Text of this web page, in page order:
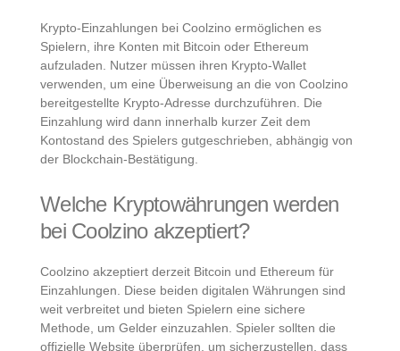
Krypto-Einzahlungen bei Coolzino ermöglichen es
Spielern, ihre Konten mit Bitcoin oder Ethereum
aufzuladen. Nutzer müssen ihren Krypto-Wallet
verwenden, um eine Überweisung an die von Coolzino
bereitgestellte Krypto-Adresse durchzuführen. Die
Einzahlung wird dann innerhalb kurzer Zeit dem
Kontostand des Spielers gutgeschrieben, abhängig von
der Blockchain-Bestätigung.
Welche Kryptowährungen werden
bei Coolzino akzeptiert?
Coolzino akzeptiert derzeit Bitcoin und Ethereum für
Einzahlungen. Diese beiden digitalen Währungen sind
weit verbreitet und bieten Spielern eine sichere
Methode, um Gelder einzuzahlen. Spieler sollten die
offizielle Website überprüfen, um sicherzustellen, dass